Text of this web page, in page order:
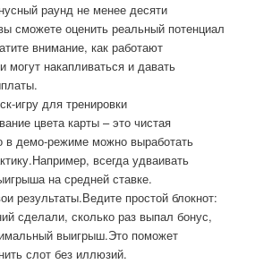
раунд не менее десяти
сможете оценить реальный потенциал
внимание, как работают
могут накапливаться и давать
игру для тренировки
цвета карты – это чистая
в демо-режиме можно выработать
всегда удваивать
на средней ставке.
результаты.Ведите простой блокнот:
сделали, сколько раз выпал бонус,
выигрыш.Это поможет
слот без иллюзий.